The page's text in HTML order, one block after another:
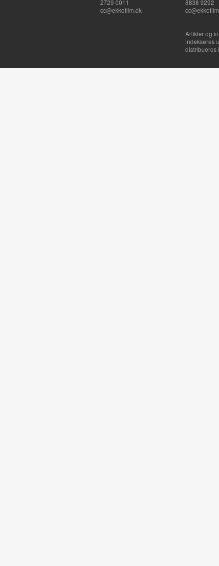
2729 0011
cc@ekkofilm.dk
8838 9292
Artikler og
indekseres
distribueres